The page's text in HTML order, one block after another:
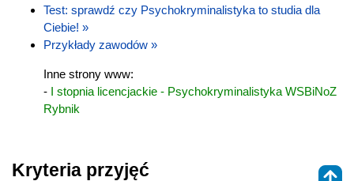
Test: sprawdź czy Psychokryminalistyka to studia dla
Ciebie! »
Przykłady zawodów »
Inne strony www:
- I stopnia licencjackie - Psychokryminalistyka WSBiNoZ
Rybnik
Kryteria przyjęć